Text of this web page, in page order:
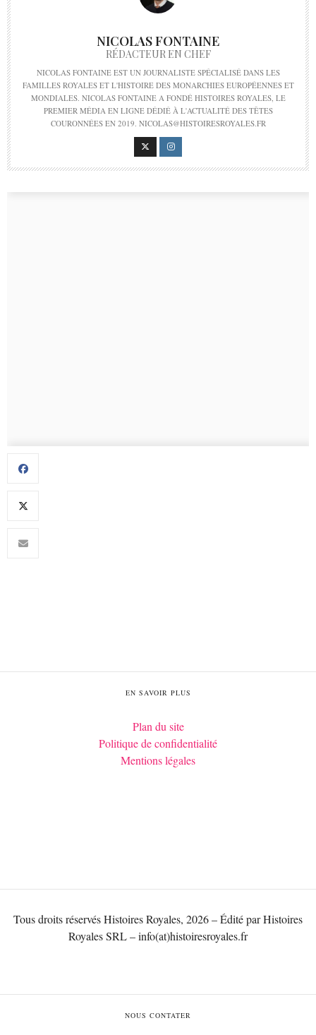
NICOLAS FONTAINE
RÉDACTEUR EN CHEF
NICOLAS FONTAINE EST UN JOURNALISTE SPÉCIALISÉ DANS LES
FAMILLES ROYALES ET L'HISTOIRE DES MONARCHIES EUROPÉENNES ET
MONDIALES. NICOLAS FONTAINE A FONDÉ HISTOIRES ROYALES, LE
PREMIER MÉDIA EN LIGNE DÉDIÉ À L'ACTUALITÉ DES TÊTES
COURONNÉES EN 2019. NICOLAS@HISTOIRESROYALES.FR
EN SAVOIR PLUS
Plan du site
Politique de confidentialité
Mentions légales
Tous droits réservés Histoires Royales, 2026 – Édité par Histoires
Royales SRL – info(at)histoiresroyales.fr
NOUS CONTATER